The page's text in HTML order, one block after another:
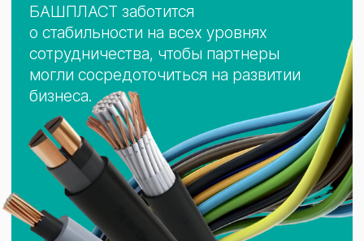
Партнеры компании получают
гарантированные поставки, отсутствие
зависимости от сезонной нагрузки и
колебаний рынка.
03
АВТОНОМНОСТЬ
ПРОИЗВОДСТВА